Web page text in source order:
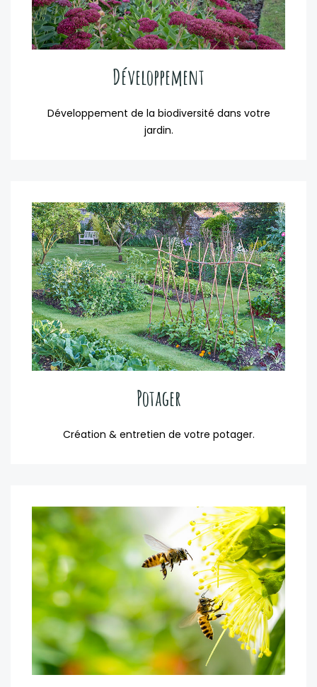
Développement
Développement de la biodiversité dans votre
jardin.
Potager
Création & entretien de votre potager.